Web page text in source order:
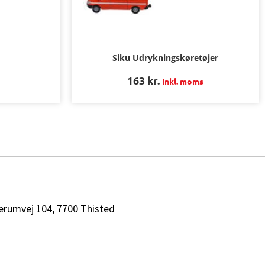
Siku Udrykningskøretøjer
163 kr. Inkl. moms
104, 7700 Thisted